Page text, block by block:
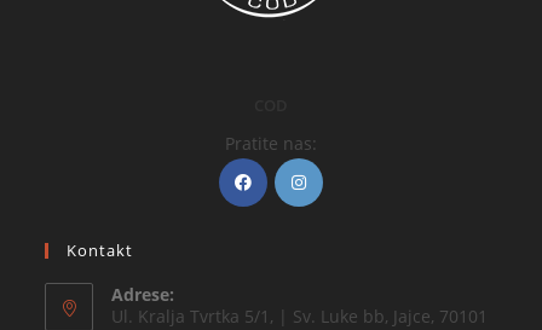
Pratite nas:
Kontakt
Adrese:
Ul. Kralja Tvrtka 5/1, | Sv. Luke bb, Jajce, 70101